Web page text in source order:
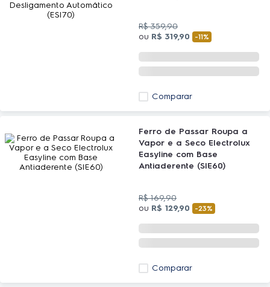
R$ 359,90
ou R$ 319,90 -11%
Comparar
Ferro de Passar Roupa a
Vapor e a Seco Electrolux
Easyline com Base
Antiaderente (SIE60)
R$ 169,90
ou R$ 129,90 -23%
Comparar